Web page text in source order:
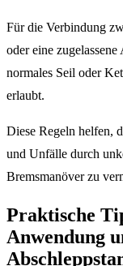
Für die Verbindung
oder eine
normales Seil oder
erlaubt.
Diese Regeln helfen,
und Unfälle durch
Bremsmanöver zu
Praktische
Anwendung